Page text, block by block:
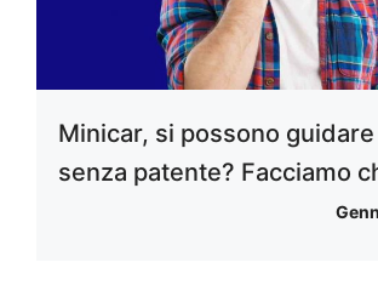
Minicar, si possono
senza patente? Facciamo